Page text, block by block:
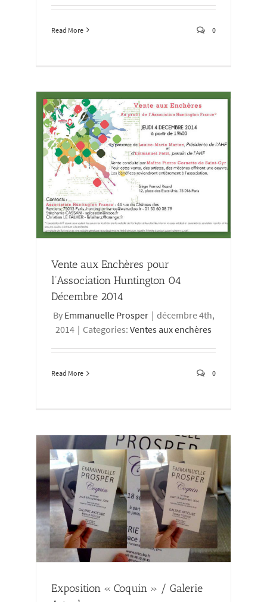
Read More 0
Vente aux Enchères pour
l’Association Huntington 04
Décembre 2014
By Emmanuelle Prosper | décembre 4th,
2014 | Categories: Ventes aux enchères
Read More 0
Exposition « Coquin » / Galerie